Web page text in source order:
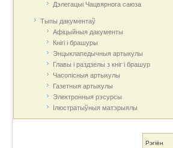
Дэлегацыі Чацвярнога саюза
Тыпы дакументаў
Афіцыйныя дакумeнты
Кнігі і брашуры
Энцыклапедычныя артыкулы
Главы і раздзелы з кніг і брашур
Часопісныя артыкулы
Газетныя артыкулы
Электронныя рэсурсы
Ілюстратыўныя матэрыялы
Рэгіён